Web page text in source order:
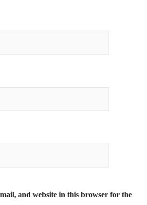
and website in this browser for the